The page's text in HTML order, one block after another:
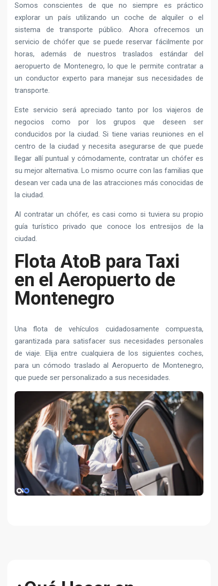
Somos conscientes de que no siempre es práctico
explorar un país utilizando un coche de alquiler o el
sistema de transporte público. Ahora ofrecemos un
servicio de chófer que se puede reservar fácilmente por
horas, además de nuestros traslados estándar del
aeropuerto de Montenegro, lo que le permite contratar a
un conductor experto para manejar sus necesidades de
transporte.
Este servicio será apreciado tanto por los viajeros de
negocios como por los grupos que deseen ser
conducidos por la ciudad. Si tiene varias reuniones en el
centro de la ciudad y necesita asegurarse de que puede
llegar allí puntual y cómodamente, contratar un chófer es
su mejor alternativa. Lo mismo ocurre con las familias que
desean ver cada una de las atracciones más conocidas de
la ciudad.
Al contratar un chófer, es casi como si tuviera su propio
guía turístico privado que conoce los entresijos de la
ciudad.
Flota AtoB para Taxi
en el Aeropuerto de
Montenegro
Una flota de vehículos cuidadosamente compuesta,
garantizada para satisfacer sus necesidades personales
de viaje. Elija entre cualquiera de los siguientes coches,
para un cómodo traslado al Aeropuerto de Montenegro,
que puede ser personalizado a sus necesidades.